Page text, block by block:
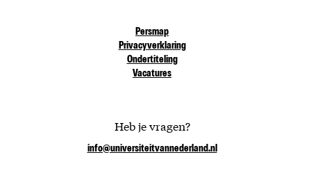
Persmap
Privacyverklaring
Ondertiteling
Vacatures
Heb je vragen?
info@universiteitvannederland.nl